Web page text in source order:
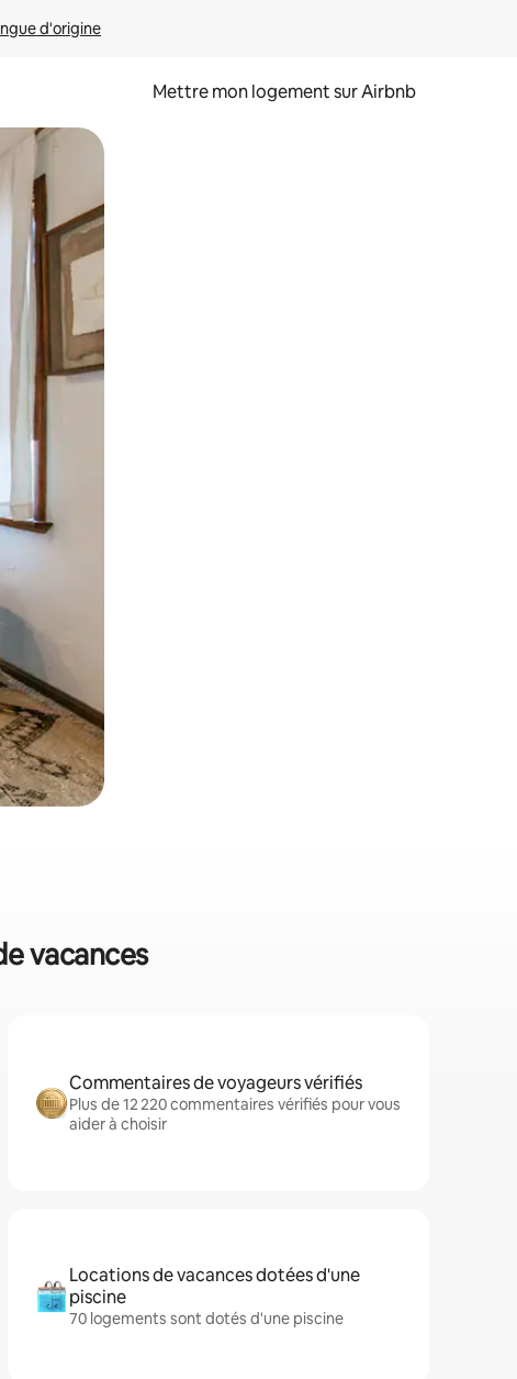
d'origine
Mettre mon logement sur Airbnb
glisser.
vacances
Commentaires de voyageurs vérifiés
Plus de 12 220 commentaires vérifiés pour vous
aider à choisir
Locations de vacances dotées d'une
piscine
70 logements sont dotés d'une piscine